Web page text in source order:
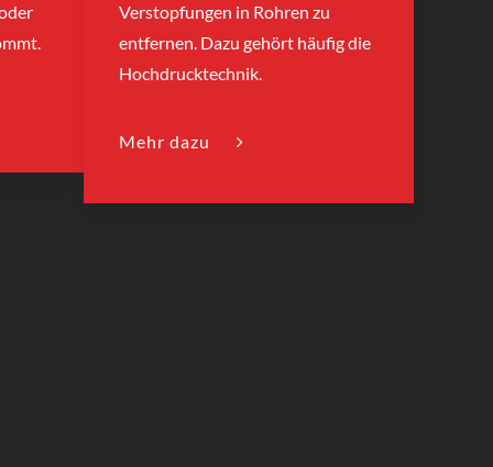
Verstopfungen in Rohren zu
entfernen. Dazu gehört häufig die
Hochdrucktechnik.
Mehr dazu